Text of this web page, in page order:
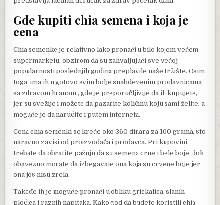
Gde kupiti chia semena i koja je
cena
Chia semenke je relativno lako pronaći u bilo kojem većem
supermarketu, obzirom da su zahvaljujući sve većoj
popularnosti poslednjih godina preplavile naše tržište. Osim
toga, ima ih u gotovo svim bolje snabdevenim prodavnicama
sa zdravom hranom , gde je preporučljivije da ih kupujete,
jer su svežije i možete da pazarite količinu koju sami želite, a
moguće je da naručite i putem interneta.
Cena chia semenki se kreće oko 360 dinara za 100 grama, što
naravno zavisi od proizvođača i prodavca. Pri kupovini
trebate da obratite pažnju da su semena crne i bele boje, dok
obavezno morate da izbegavate ona koja su crvene boje jer
ona još nisu zrela.
Takođe ih je moguće pronaći u obliku grickalica, slanih
pločica i raznih napitaka. Kako god da budete koristili chia